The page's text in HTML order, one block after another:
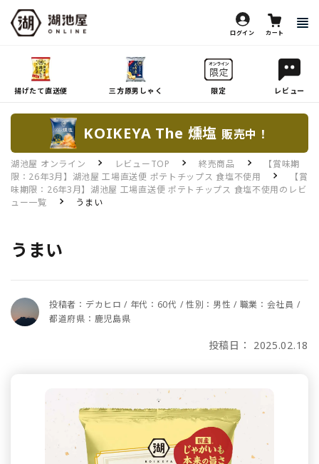
ログイン カート
揚げたて直送便 三方原男しゃく 限定 レビュー
KOIKEYA The 燻塩 販売中！
湖池屋 オンライン レビューTOP 終売商品
【賞味期
限：26年3月】湖池屋 工場直送便 ポテトチップス 食塩不使用
【賞
味期限：26年3月】湖池屋 工場直送便 ポテトチップス 食塩不使用のレビ
ュー一覧
うまい
うまい
投稿者：デカヒロ / 年代：60代 / 性別：男性 / 職業：会社員 /
都道府県：鹿児島県
投稿日： 2025.02.18